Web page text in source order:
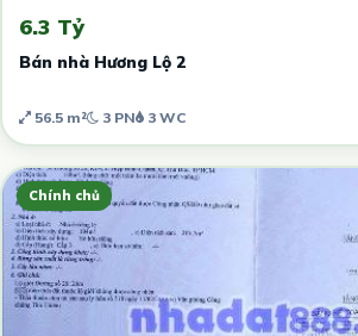
6.3 Tỷ
Bán nhà Hương Lộ 2
56.5 m² 3 PN 3 WC
Chính chủ